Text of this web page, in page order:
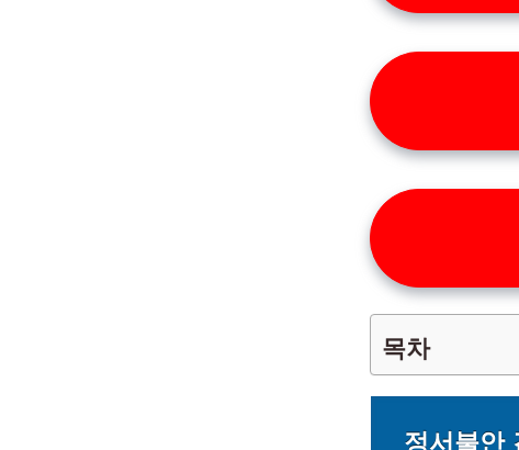
목차
정서불안